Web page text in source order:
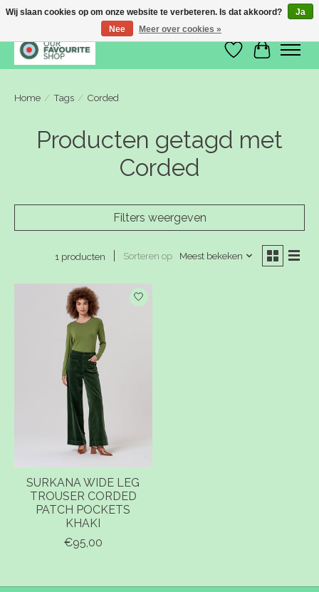
Verlanglijst
Home / Tags / Corded
Producten getagd met
Corded
Filters weergeven
1 producten Sorteren op Meest bekeken
SURKANA WIDE LEG
TROUSER CORDED
PATCH POCKETS
KHAKI
€95,00
Wij slaan cookies op om onze website te verbeteren. Is dat akkoord?
Ja
Nee
Meer over cookies »